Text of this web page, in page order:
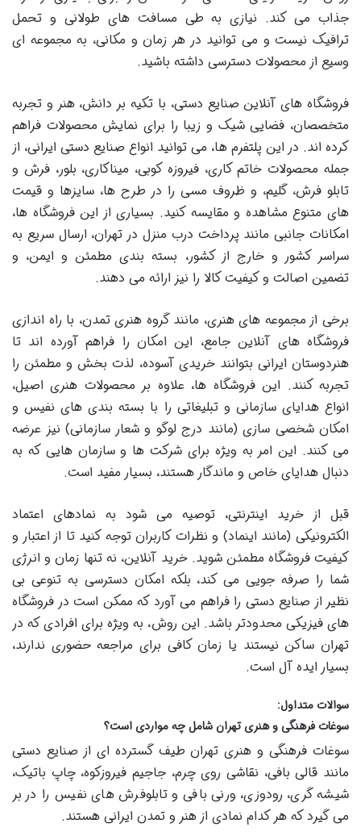
جذاب می کند. نیازی به طی مسافت های طولانی و تحمل
ترافیک نیست و می توانید در هر زمان و مکانی، به مجموعه ای
وسیع از محصولات دسترسی داشته باشید.
فروشگاه های آنلاین صنایع دستی، با تکیه بر دانش، هنر و تجربه
متخصصان، فضایی شیک و زیبا را برای نمایش محصولات فراهم
کرده اند. در این پلتفرم ها، می توانید انواع صنایع دستی ایرانی، از
جمله محصولات خاتم کاری، فیروزه کوبی، میناکاری، بلور، فرش و
تابلو فرش، گلیم، و ظروف مسی را در طرح ها، سایزها و قیمت
های متنوع مشاهده و مقایسه کنید. بسیاری از این فروشگاه ها،
امکانات جانبی مانند پرداخت درب منزل در تهران، ارسال سریع به
سراسر کشور و خارج از کشور، بسته بندی مطمئن و ایمن، و
تضمین اصالت و کیفیت کالا را نیز ارائه می دهند.
برخی از مجموعه های هنری، مانند گروه هنری تمدن، با راه اندازی
فروشگاه های آنلاین جامع، این امکان را فراهم آورده اند تا
هنردوستان ایرانی بتوانند خریدی آسوده، لذت بخش و مطمئن را
تجربه کنند. این فروشگاه ها، علاوه بر محصولات هنری اصیل،
انواع هدایای سازمانی و تبلیغاتی را با بسته بندی های نفیس و
امکان شخصی سازی (مانند درج لوگو و شعار سازمانی) نیز عرضه
می کنند. این امر به ویژه برای شرکت ها و سازمان هایی که به
دنبال هدایای خاص و ماندگار هستند، بسیار مفید است.
قبل از خرید اینترنتی، توصیه می شود به نمادهای اعتماد
الکترونیکی (مانند اینماد) و نظرات کاربران توجه کنید تا از اعتبار و
کیفیت فروشگاه مطمئن شوید. خرید آنلاین، نه تنها زمان و انرژی
شما را صرفه جویی می کند، بلکه امکان دسترسی به تنوعی بی
نظیر از صنایع دستی را فراهم می آورد که ممکن است در فروشگاه
های فیزیکی محدودتر باشد. این روش، به ویژه برای افرادی که در
تهران ساکن نیستند یا زمان کافی برای مراجعه حضوری ندارند،
بسیار ایده آل است.
سوالات متداول:
سوغات فرهنگی و هنری تهران شامل چه مواردی است؟
سوغات فرهنگی و هنری تهران طیف گسترده ای از صنایع دستی
مانند قالی بافی، نقاشی روی چرم، جاجیم فیروزکوه، چاپ باتیک،
شیشه گری، رودوزی، ورنی بافی و تابلوفرش های نفیس را در بر
می گیرد که هر کدام نمادی از هنر و تمدن ایرانی هستند.